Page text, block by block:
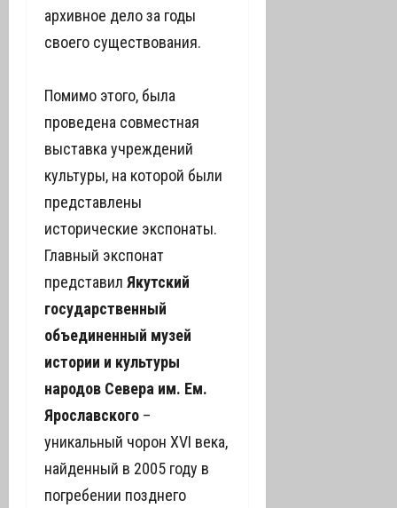
архивное дело за годы
своего существования.
Помимо этого, была
проведена совместная
выставка учреждений
культуры, на которой были
представлены
исторические экспонаты.
Главный экспонат
представил Якутский
государственный
объединенный музей
истории и культуры
народов Севера им. Ем.
Ярославского –
уникальный чорон XVI века,
найденный в 2005 году в
погребении позднего